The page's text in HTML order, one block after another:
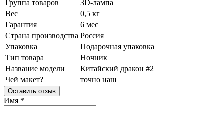
Группа товаров
3D-лампа
Вес
0,5 кг
Гарантия
6 мес
Страна производства Россия
Упаковка
Подарочная упаковка
Тип товара
Ночник
Название модели
Китайский дракон #2
Чей макет?
точно наш
Оставить отзыв
Имя *